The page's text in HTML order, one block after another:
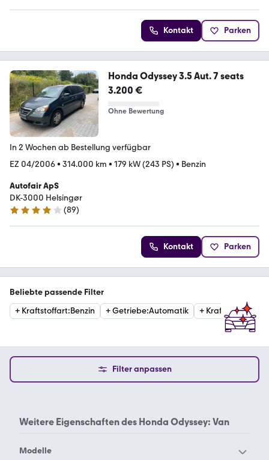
Kontakt Parken
Honda Odyssey 3.5 Aut. 7 seats
3.200 €
Ohne Bewertung
In 2 Wochen ab Bestellung verfügbar
EZ 04/2006• 314.000 km • 179 kW (243 PS) • Benzin
Autofair ApS
DK-3000 Helsingør
4.2 Sterne
(89)
Kontakt Parken
Beliebte passende Filter
+ Kraftstoffart:Benzin +Getriebe:Automatik + Kraftstoffart
Filter anpassen
Weitere Eigenschaften des Honda Odyssey: Van
Modelle